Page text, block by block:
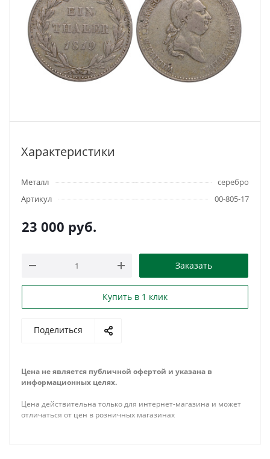
Характеристики
Металл
серебро
Артикул
00-805-17
23 000 руб.
Заказать
Купить в 1 клик
Поделиться
Цена не является публичной офертой и указана в
информационных целях.
Цена действительна только для интернет-магазина и может
отличаться от цен в розничных магазинах